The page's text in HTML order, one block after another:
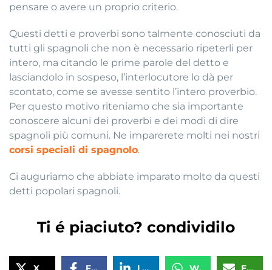
pensare o avere un proprio criterio.
Questi detti e proverbi sono talmente conosciuti da
tutti gli spagnoli che non è necessario ripeterli per
intero, ma citando le prime parole del detto e
lasciandolo in sospeso, l’interlocutore lo dà per
scontato, come se avesse sentito l’intero proverbio.
Per questo motivo riteniamo che sia importante
conoscere alcuni dei proverbi e dei modi di dire
spagnoli più comuni. Ne imparerete molti nei nostri
corsi speciali di spagnolo.
Ci auguriamo che abbiate imparato molto da questi
detti popolari spagnoli.
Ti é piaciuto? condividilo